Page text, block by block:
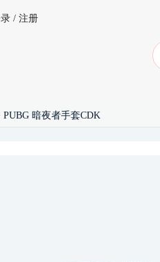
/ 注册
PUBG 暗夜者手套CDK